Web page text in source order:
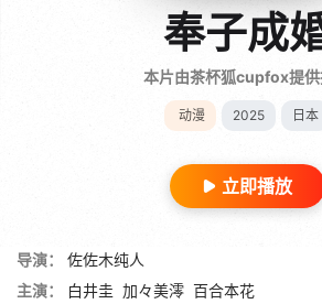
奉子成
本片由茶杯狐cupfox提
动漫 2025 日本
立即播放
导演：
佐佐木纯人
主演：
白井圭 加々美澪 百合本花